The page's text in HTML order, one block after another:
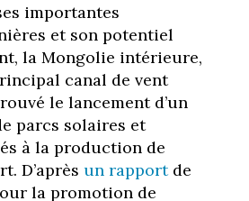
importantes
et son potentiel
la Mongolie intérieure,
canal de vent
le lancement d’un
parcs solaires et
à la production de
D’après un rapportde
la promotion de